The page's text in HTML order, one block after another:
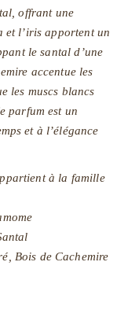
offrant une
et l’iris apportent un
le santal d’une
accentue les
les muscs blancs
parfum est un
et à l’élégance
à la famille
Bois de Cachemire